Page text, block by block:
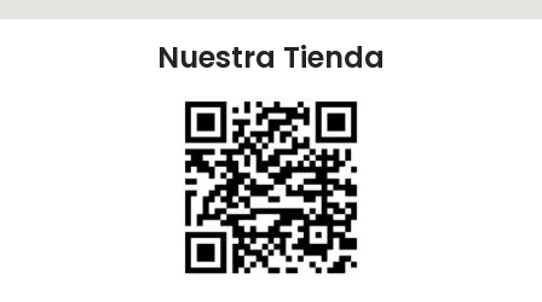
Nuestra Tienda